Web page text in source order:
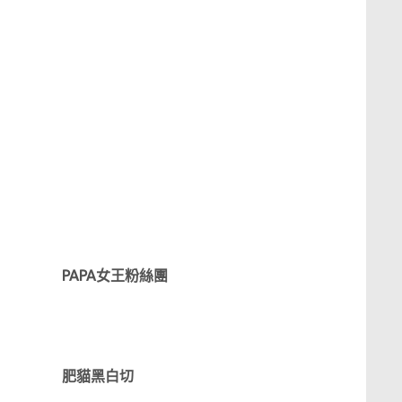
PAPA女王粉絲團
肥貓黑白切